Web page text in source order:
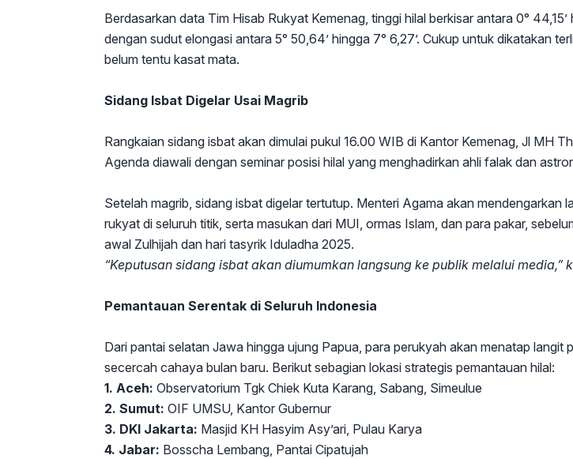
Berdasarkan data Tim Hisab Rukyat Kemenag, tinggi hilal berkisar antara 0° 44,15’
dengan sudut elongasi antara 5° 50,64’ hingga 7° 6,27’. Cukup untuk dikatakan
belum tentu kasat mata.
Sidang Isbat Digelar Usai Magrib
Rangkaian sidang isbat akan dimulai pukul 16.00 WIB di Kantor Kemenag, Jl MH
Agenda diawali dengan seminar posisi hilal yang menghadirkan ahli falak dan
Setelah magrib, sidang isbat digelar tertutup. Menteri Agama akan mendengarkan
rukyat di seluruh titik, serta masukan dari MUI, ormas Islam, dan para pakar,
awal Zulhijah dan hari tasyrik Iduladha 2025.
“Keputusan sidang isbat akan diumumkan langsung ke publik melalui media,”
Pemantauan Serentak di Seluruh Indonesia
Dari pantai selatan Jawa hingga ujung Papua, para perukyah akan menatap langit
secercah cahaya bulan baru. Berikut sebagian lokasi strategis pemantauan hilal:
1. Aceh: Observatorium Tgk Chiek Kuta Karang, Sabang, Simeulue
2. Sumut: OIF UMSU, Kantor Gubernur
3. DKI Jakarta: Masjid KH Hasyim Asy’ari, Pulau Karya
4. Jabar: Bosscha Lembang, Pantai Cipatujah